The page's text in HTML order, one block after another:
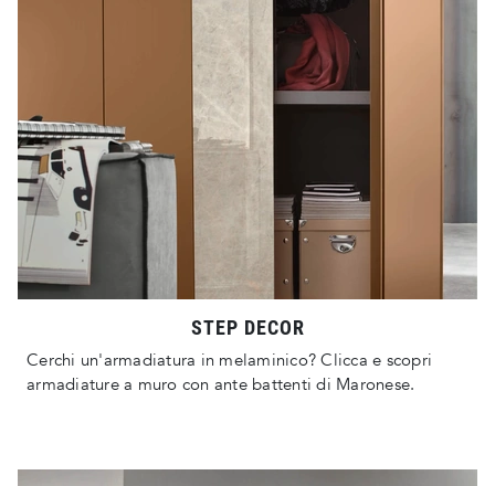
STEP DECOR
Cerchi un'armadiatura in melaminico? Clicca e scopri
armadiature a muro con ante battenti di Maronese.